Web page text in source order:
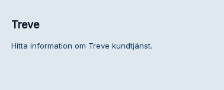
Treve
Hitta information om Treve kundtjänst.